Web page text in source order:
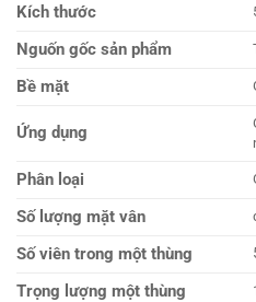
Kích thước
Nguốn gốc sản phẩm
Bề mặt
Ứng dụng
Phân loại
Số lượng mặt vân
Số viên trong một thùng
Trọng lượng một thùng